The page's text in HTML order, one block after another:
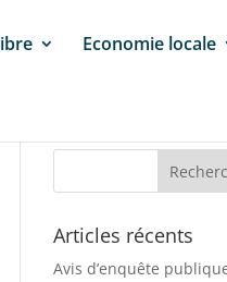
Economie locale
Articles récents
Avis d’enquête